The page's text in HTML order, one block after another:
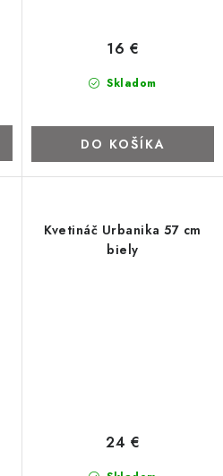
Skladom
16 €
DO KOŠÍKA
Kvetináč Urbanika 57 cm
biely
24 €